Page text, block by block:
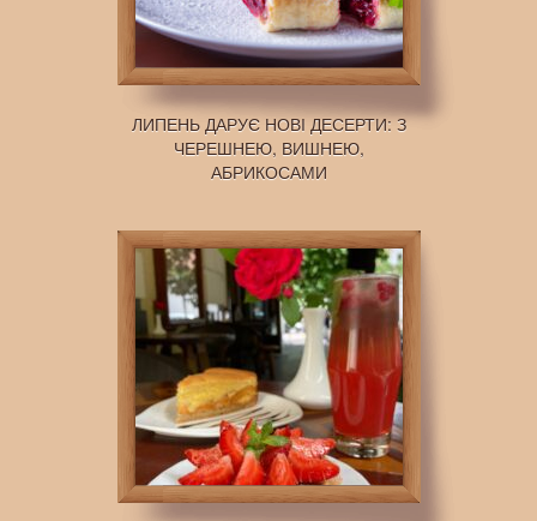
ЛИПЕНЬ ДАРУЄ НОВІ ДЕСЕРТИ: З
ЧЕРЕШНЕЮ, ВИШНЕЮ,
АБРИКОСАМИ